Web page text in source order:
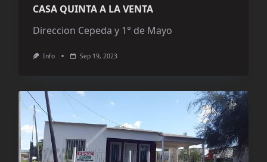
CASA QUINTA A LA VENTA
Direccion Cepeda y 1° de Mayo
Info Sep 19, 2023